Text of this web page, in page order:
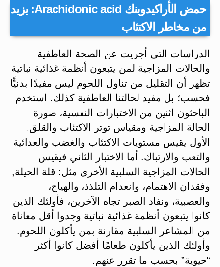
حمض الأراكيدوينك Arachidonic acid: يزيد
من مخاطر الاكتئاب
الدراسات التي أجريت عن الصحة العاطفية
والحالات المزاجية لمن يتبعون أنظمة غذائية نباتية
تظهر أن التقليل من تناول اللحوم ليس مفيدًا بدنيًّا
فحسب؛ بل مفيد لحالتنا العاطفية كذلك. استخدم
الباحثون اثنين من الاختبارات النفسية، صورة
الحالة المزاجية ومقياس توتر الاكتئاب والقلق.
الأول يقيس مستويات الاكتئاب والغضب والعدائية
والتعب والارتباك. أما الاختبار الثاني فيقيس
الحالات المزاجية السلبية الأخرى مثل: قلة الحيلة,
وفقدان الاهتمام، وانعدام التلذذ، والهياج،
والعصبية، ونفاد الصبر تجاه الآخرين، فأولئك الذين
كانوا يتبعون أنظمة غذائية نباتية وجدوا أقل معاناة
من المشاعر السلبية مقارنة بمن يأكلون اللحوم.
وأولئك الذين يأكلون طعامًا أفضل كانوا أكثر
“حيوية” بحسب ما تقرر عنهم.